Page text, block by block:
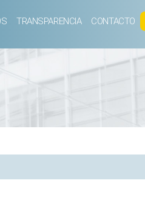
TRANSPARENCIA CONTACTO